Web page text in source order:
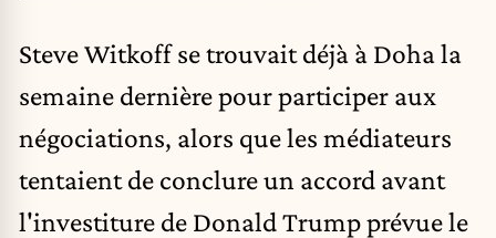
Steve Witkoff se trouvait déjà à Doha la
semaine dernière pour participer aux
négociations, alors que les médiateurs
tentaient de conclure un accord avant
l'investiture de Donald Trump prévue le